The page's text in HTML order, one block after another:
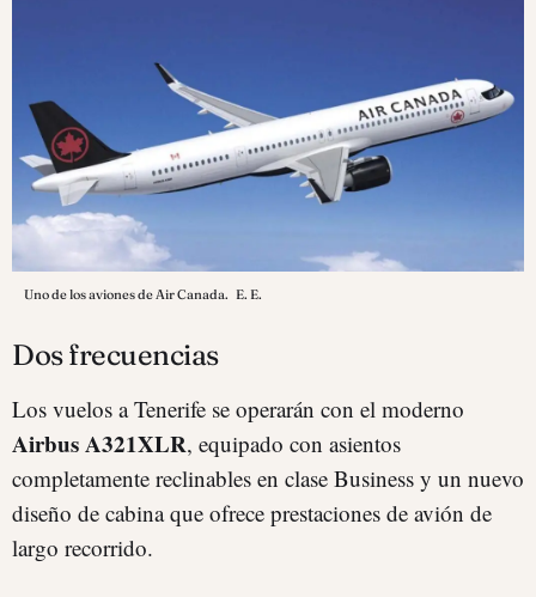
Uno de los aviones de Air Canada. E. E.
Dos frecuencias
Los vuelos a Tenerife se operarán con el moderno
Airbus A321XLR, equipado con asientos
completamente reclinables en clase Business y un nuevo
diseño de cabina que ofrece prestaciones de avión de
largo recorrido.